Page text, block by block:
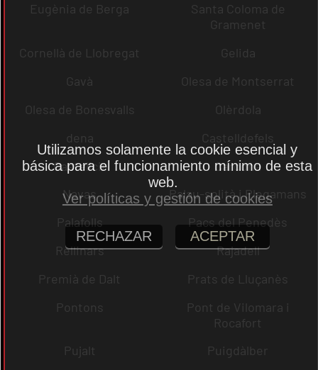
Eugènia de Berga
Santa Coloma de
Gramenet
Cornellà de Llobregat
Gelida
Gavà
Olesa de Montserrat
Olesa de Bonesvalls
Olèrdola
dena
Castelldefels
Castellcir
Cardona
Navas
Palau-solità i Plegamans
Palafolls
Pacs del Penedès
Rellinars
Rajadell
Premià de Dalt
Prats de Lluçanès
Pontons
Pont de Vilomara i
Rocafort
Pujalt
Puigdàlber
Utilizamos solamente la cookie esencial y
básica para el funcionamiento mínimo de esta
web.
Ver políticas y gestión de cookies
RECHAZAR ACEPTAR